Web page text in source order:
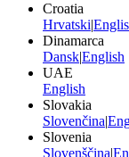
Croatia
Hrvatski|
Dinamarca
Dansk|English
UAE
English
Slovakia
Slovenčina|
Slovenia
Slovenščina|